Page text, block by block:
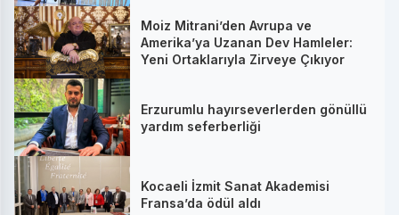
Moiz Mitrani’den Avrupa ve
Amerika’ya Uzanan Dev Hamleler:
Yeni Ortaklarıyla Zirveye Çıkıyor
Erzurumlu hayırseverlerden gönüllü
yardım seferberliği
Kocaeli İzmit Sanat Akademisi
Fransa’da ödül aldı